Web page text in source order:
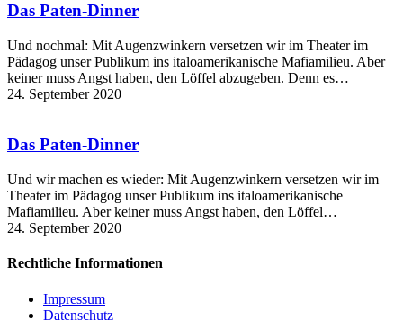
Das Paten-Dinner
Und nochmal: Mit Augenzwinkern versetzen wir im Theater im
Pädagog unser Publikum ins italoamerikanische Mafiamilieu. Aber
keiner muss Angst haben, den Löffel abzugeben. Denn es…
24. September 2020
Das Paten-Dinner
Und wir machen es wieder: Mit Augenzwinkern versetzen wir im
Theater im Pädagog unser Publikum ins italoamerikanische
Mafiamilieu. Aber keiner muss Angst haben, den Löffel…
24. September 2020
Rechtliche Informationen
Impressum
Datenschutz